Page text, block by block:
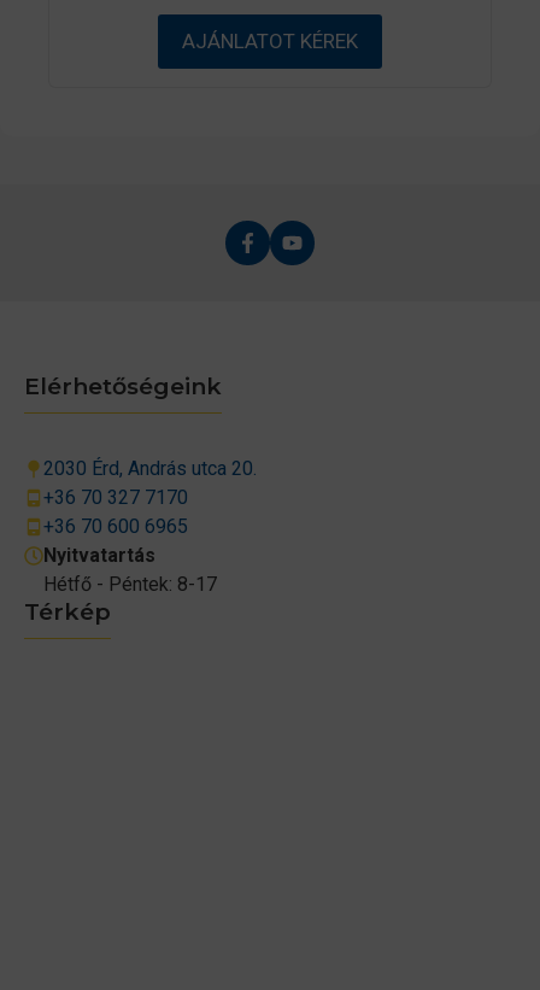
-
ő
AJÁNLATOT KÉREK
Térkép
Elérhetőségeink
2030 Érd, András utca 20.
+36 70 327 7170
+36 70 600 6965
Nyitvatartás
Hétfő - Péntek: 8-17